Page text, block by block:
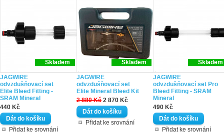
Skladem
JAGWIRE
odvzdušňovací set
Elite Bleed Fitting -
SRAM Mineral
440 Kč
Přidat ke srovnání
Skladem
JAGWIRE
odvzdušňovací set
Elite Mineral Bleed Kit
2 880 Kč 2 870 Kč
Přidat ke srovnání
Skladem
JAGWIRE
odvzdušňovací set Pro
Bleed Fitting - SRAM
Mineral
490 Kč
Přidat ke srovnání